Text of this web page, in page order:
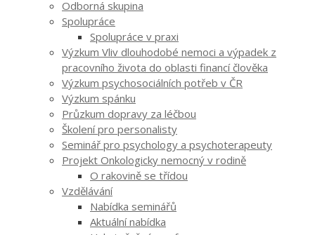
Odborná skupina
Spolupráce
Spolupráce v praxi
Výzkum Vliv dlouhodobé nemoci a výpadek z
pracovního života do oblasti financí člověka
Výzkum psychosociálních potřeb v ČR
Výzkum spánku
Průzkum dopravy za léčbou
Školení pro personalisty
Seminář pro psychology a psychoterapeuty
Projekt Onkologicky nemocný v rodině
O rakovině se třídou
Vzdělávání
Nabídka seminářů
Aktuální nabídka